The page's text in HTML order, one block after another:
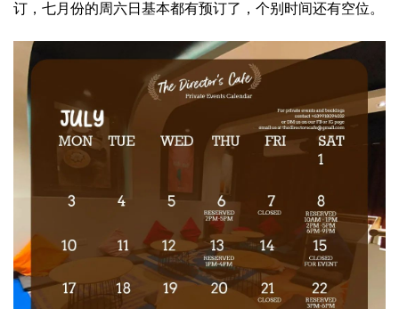
订，七月份的周六日基本都有预订了，个别时间还有空位。